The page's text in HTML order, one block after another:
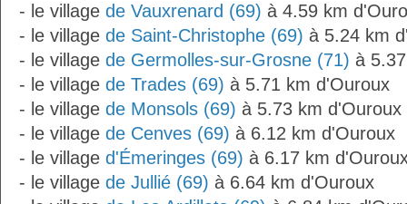
- le village de Vauxrenard (69) à 4.59 km
- le village de Saint-Christophe (69) à 5.24 km
- le village de Germolles-sur-Grosne (71) à
- le village de Trades (69) à 5.71 km d'Ouroux
- le village de Monsols (69) à 5.73 km d'Ouroux
- le village de Cenves (69) à 6.12 km d'Ouroux
- le village d'Émeringes (69) à 6.17 km
- le village de Jullié (69) à 6.64 km d'Ouroux